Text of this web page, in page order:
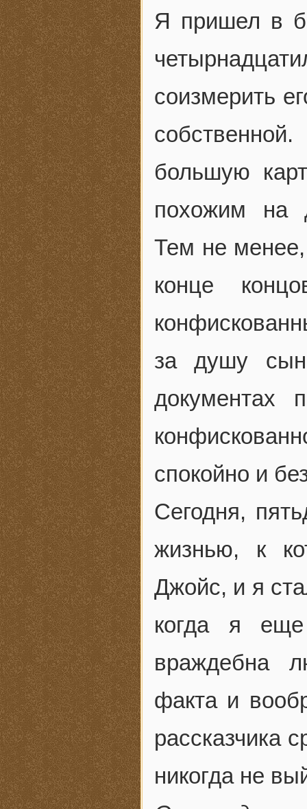
Я пришел в
соизмерить
большую
похожим на
Тем не
конце
за душу
документах
спокойно и
Сегодня,
жизнью, к
Джойс, и я
когда я
враждебна
факта и
рассказчика
никогда не